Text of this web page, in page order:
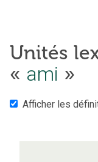
Unités
« ami »
Afficher les